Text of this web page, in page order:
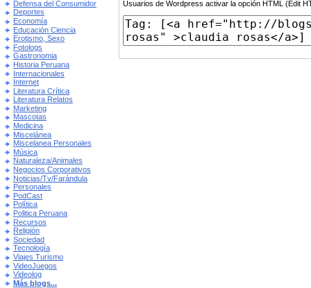
Defensa del Consumidor
Deportes
Economía
Educación Ciencia
Erotismo, Sexo
Fotologs
Gastronomia
Historia Peruana
Internacionales
Internet
Literatura Crítica
Literatura Relatos
Marketing
Mascotas
Medicina
Miscelánea
Miscelanea Personales
Música
Naturaleza/Animales
Negocios Corporativos
Noticias/Tv/Farándula
Personales
PodCast
Política
Politica Peruana
Recursos
Religión
Sociedad
Tecnología
Viajes Turismo
VideoJuegos
Videolog
Más blogs...
Usuarios de Wordpress activar la opción HTML (Edit